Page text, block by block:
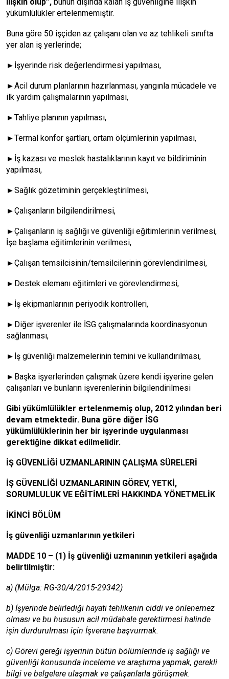
yükümlülükler ertelenmemiştir.
Buna göre 50 işçiden az çalışanı olan ve az tehlikeli sınıfta
yer alan iş yerlerinde;
►İşyerinde risk değerlendirmesi yapılması,
►Acil durum planlarının hazırlanması, yangınla mücadele ve
ilk yardım çalışmalarının yapılması,
►Tahliye planının yapılması,
►Termal konfor şartları, ortam ölçümlerinin yapılması,
►İş kazası ve meslek hastalıklarının kayıt ve bildiriminin
yapılması,
►Sağlık gözetiminin gerçekleştirilmesi,
►Çalışanların bilgilendirilmesi,
►Çalışanların iş sağlığı ve güvenliği eğitimlerinin verilmesi,
İşe başlama eğitimlerinin verilmesi,
►Çalışan temsilcisinin/temsilcilerinin görevlendirilmesi,
►Destek elemanı eğitimleri ve görevlendirmesi,
►İş ekipmanlarının periyodik kontrolleri,
►Diğer işverenler ile İSG çalışmalarında koordinasyonun
sağlanması,
►İş güvenliği malzemelerinin temini ve kullandırılması,
►Başka işyerlerinden çalışmak üzere kendi işyerine gelen
çalışanları ve bunların işverenlerinin bilgilendirilmesi
Gibi yükümlülükler ertelenmemiş olup, 2012 yılından beri
devam etmektedir. Buna göre diğer İSG
yükümlülüklerinin her bir işyerinde uygulanması
gerektiğine dikkat edilmelidir.
İŞ GÜVENLİĞİ UZMANLARININ ÇALIŞMA SÜRELERİ
İŞ GÜVENLİĞİ UZMANLARININ GÖREV, YETKİ,
SORUMLULUK VE EĞİTİMLERİ HAKKINDA YÖNETMELİK
İKİNCİ BÖLÜM
İş güvenliği uzmanlarının yetkileri
MADDE 10 – (1) İş güvenliği uzmanının yetkileri aşağıda
belirtilmiştir:
a) (Mülga: RG-30/4/2015-29342)
b) İşyerinde belirlediği hayati tehlikenin ciddi ve önlenemez
olması ve bu hususun acil müdahale gerektirmesi halinde
işin durdurulması için İşverene başvurmak.
c) Görevi gereği işyerinin bütün bölümlerinde iş sağlığı ve
güvenliği konusunda inceleme ve araştırma yapmak, gerekli
bilgi ve belgelere ulaşmak ve çalışanlarla görüşmek.